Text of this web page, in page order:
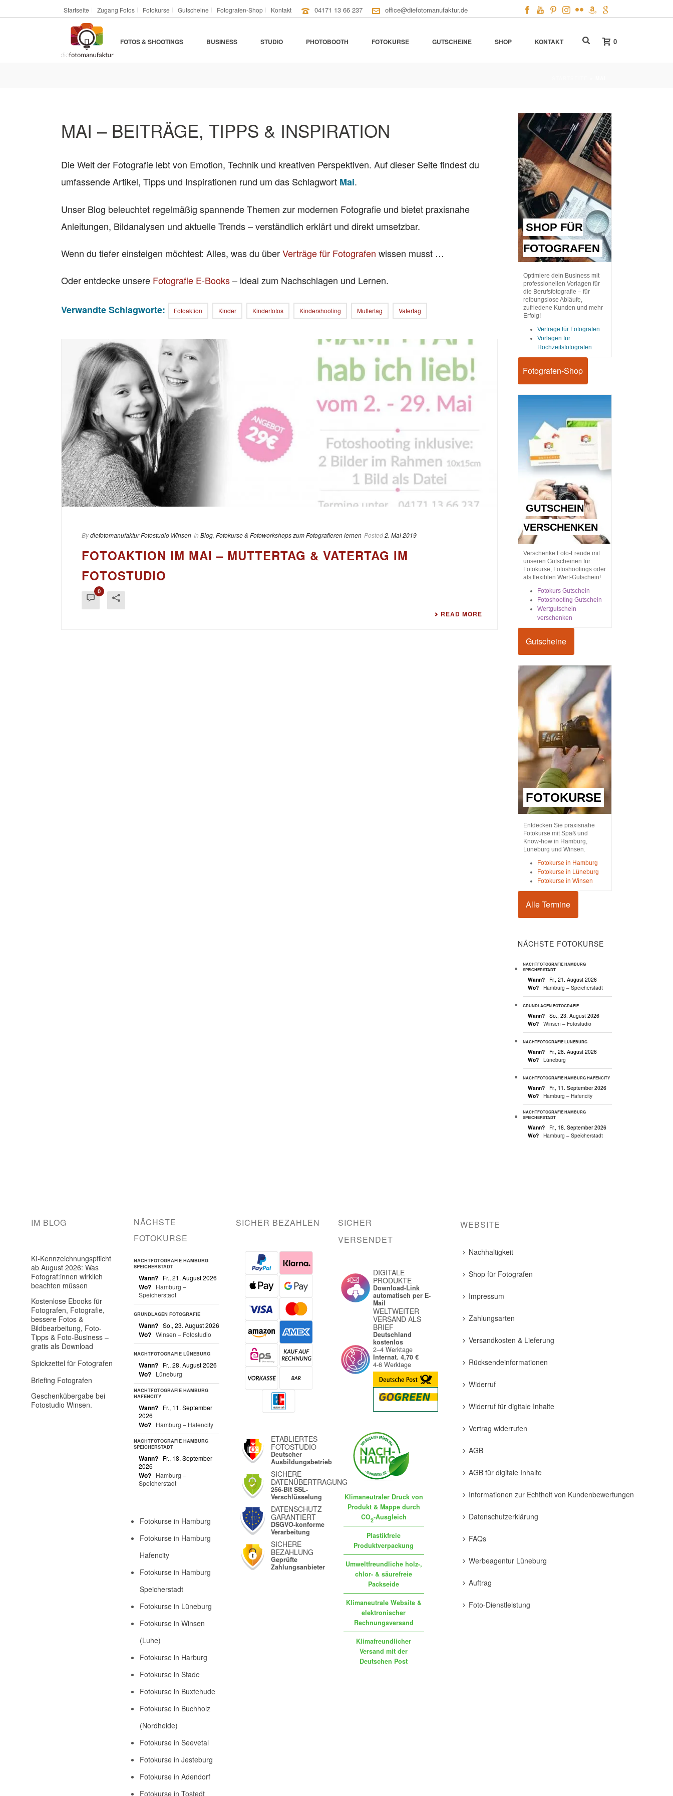
Startseite Zugang Fotos Fotokurse Gutscheine Fotografen-Shop Kontakt 04171 13 66 237 office@diefotomanufaktur.de
FOTOS & SHOOTINGS BUSINESS STUDIO PHOTOBOOTH FOTOKURSE GUTSCHEINE SHOP KONTAKT 0
MAI – BEITRÄGE, TIPPS & INSPIRATION
Die Welt der Fotografie lebt von Emotion, Technik und kreativen Perspektiven. Auf dieser Seite findest du
umfassende Artikel, Tipps und Inspirationen rund um das Schlagwort Mai.
Unser Blog beleuchtet regelmäßig spannende Themen zur modernen Fotografie und bietet praxisnahe
Anleitungen, Bildanalysen und aktuelle Trends – verständlich erklärt und direkt umsetzbar.
Wenn du tiefer einsteigen möchtest: Alles, was du überVerträge für Fotografen wissen musst …
Oder entdecke unsere Fotografie E-Books– ideal zum Nachschlagen und Lernen.
Verwandte Schlagworte: Fotoaktion Kinder Kinderfotos Kindershooting Muttertag Vatertag
Bydiefotomanufaktur Fotostudio Winsen In Blog Fotokurse & Fotoworkshops zum Fotografieren lernen Posted2. Mai 2019
FOTOAKTION IM MAI – MUTTERTAG & VATERTAG IM
FOTOSTUDIO
0
READ MORE
SHOP FÜR
FOTOGRAFEN
Optimiere dein Business mit
professionellen Vorlagen für
die Berufsfotografie – für
reibungslose Abläufe,
zufriedene Kunden und mehr
Erfolg!
Verträge für Fotografen
Vorlagen für
Hochzeitsfotografen
Fotografen-Shop
GUTSCHEIN
VERSCHENKEN
Verschenke Foto-Freude mit
unseren Gutscheinen für
Fotokurse, Fotoshootings oder
als flexiblen Wert-Gutschein!
Fotokurs Gutschein
Fotoshooting Gutschein
Wertgutschein
verschenken
Gutscheine
FOTOKURSE
Entdecken Sie praxisnahe
Fotokurse mit Spaß und
Know-how in Hamburg,
Lüneburg und Winsen.
Fotokurse in Hamburg
Fotokurse in Lüneburg
Fotokurse in Winsen
Alle Termine
NÄCHSTE FOTOKURSE
NACHTFOTOGRAFIE HAMBURG
SPEICHERSTADT
Wann?
Fr., 21. August 2026
Wo?
Hamburg – Speicherstadt
GRUNDLAGEN FOTOGRAFIE
Wann?
So., 23. August 2026
Wo?
Winsen – Fotostudio
NACHTFOTOGRAFIE LÜNEBURG
Wann?
Fr., 28. August 2026
Wo?
Lüneburg
NACHTFOTOGRAFIE HAMBURG HAFENCITY
Wann?
Fr., 11. September 2026
Wo?
Hamburg – Hafencity
NACHTFOTOGRAFIE HAMBURG
SPEICHERSTADT
Wann?
Fr., 18. September 2026
Wo?
Hamburg – Speicherstadt
IM BLOG
KI-Kennzeichnungspflicht
ab August 2026: Was
Fotograf:innen wirklich
beachten müssen
Kostenlose Ebooks für
Fotografen, Fotografie,
bessere Fotos &
Bildbearbeitung, Foto-
Tipps & Foto-Business –
gratis als Download
Spickzettel für Fotografen
Briefing Fotografen
Geschenkübergabe bei
Fotostudio Winsen.
NÄCHSTE
FOTOKURSE
NACHTFOTOGRAFIE HAMBURG
SPEICHERSTADT
Wann? Fr., 21. August 2026
Wo?
Hamburg –
Speicherstadt
GRUNDLAGEN FOTOGRAFIE
Wann? So., 23. August 2026
Wo? Winsen – Fotostudio
NACHTFOTOGRAFIE LÜNEBURG
Wann? Fr., 28. August 2026
Wo? Lüneburg
NACHTFOTOGRAFIE HAMBURG
HAFENCITY
Wann?
Fr., 11. September
2026
Wo? Hamburg – Hafencity
NACHTFOTOGRAFIE HAMBURG
SPEICHERSTADT
Wann?
Fr., 18. September
2026
Wo?
Hamburg –
Speicherstadt
Fotokurse in Hamburg
Fotokurse in Hamburg
Hafencity
Fotokurse in Hamburg
Speicherstadt
Fotokurse in Lüneburg
Fotokurse in Winsen
(Luhe)
Fotokurse in Harburg
Fotokurse in Stade
Fotokurse in Buxtehude
Fotokurse in Buchholz
(Nordheide)
Fotokurse in Seevetal
Fotokurse in Jesteburg
Fotokurse in Adendorf
Fotokurse in Tostedt
SICHER BEZAHLEN
ETABLIERTES
FOTOSTUDIO
Deutscher
Ausbildungsbetrieb
SICHERE
DATENÜBERTRAGUNG
256-Bit SSL-
Verschlüsselung
DATENSCHUTZ
GARANTIERT
DSGVO-konforme
Verarbeitung
SICHERE
BEZAHLUNG
Geprüfte
Zahlungsanbieter
SICHER
VERSENDET
DIGITALE
PRODUKTE
Download-Link
automatisch per E-
Mail
WELTWEITER
VERSAND ALS
BRIEF
Deutschland
kostenlos
2–4 Werktage
Internat. 4,70 €
4-6 Werktage
Klimaneutraler Druck von
Produkt & Mappe durch
CO2-Ausgleich
Plastikfreie
Produktverpackung
Umweltfreundliche holz-,
chlor- & säurefreie
Packseide
Klimaneutrale Website &
elektronischer
Rechnungsversand
Klimafreundlicher
Versand mit der
Deutschen Post
WEBSITE
Nachhaltigkeit
Shop für Fotografen
Impressum
Zahlungsarten
Versandkosten & Lieferung
Rücksendeinformationen
Widerruf
Widerruf für digitale Inhalte
Vertrag widerrufen
AGB
AGB für digitale Inhalte
Informationen zur Echtheit von Kundenbewertungen
Datenschutzerklärung
FAQs
Werbeagentur Lüneburg
Auftrag
Foto-Dienstleistung